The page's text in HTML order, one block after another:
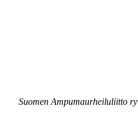
Suomen Ampumaurheiluliitto ry